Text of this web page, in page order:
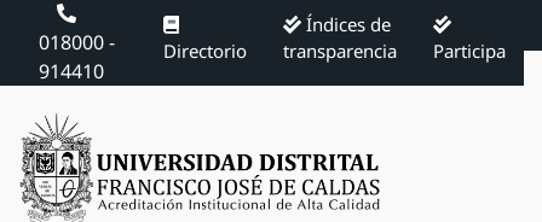
018000 -
914410
Directorio
Índices de
transparencia
Participa